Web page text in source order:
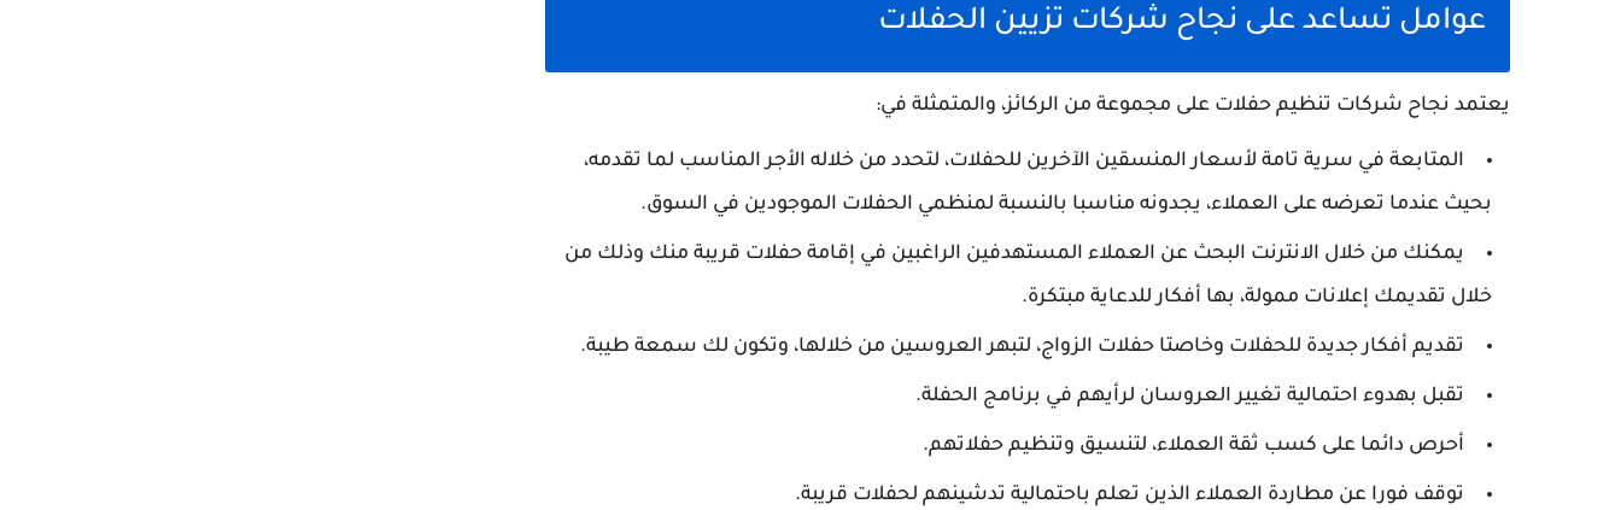
عوامل تساعد على نجاح شركات تزيين الحفلات
يعتمد نجاح شركات تنظيم حفلات على مجموعة من الركائز، والمتمثلة في:
المتابعة في سرية تامة لأسعار المنسقين الآخرين للحفلات، لتحدد من خلاله الأجر المناسب لما تقدمه،
بحيث عندما تعرضه على العملاء، يجدونه مناسبا بالنسبة لمنظمي الحفلات الموجودين في السوق.
يمكنك من خلال الانترنت البحث عن العملاء المستهدفين الراغبين في إقامة حفلات قريبة منك وذلك من
خلال تقديمك إعلانات ممولة، بها أفكار للدعاية مبتكرة.
تقديم أفكار جديدة للحفلات وخاصتا حفلات الزواج، لتبهر العروسين من خلالها، وتكون لك سمعة طيبة.
تقبل بهدوء احتمالية تغيير العروسان لرأيهم في برنامج الحفلة.
أحرص دائما على كسب ثقة العملاء، لتنسيق وتنظيم حفلاتهم.
توقف فورا عن مطاردة العملاء الذين تعلم باحتمالية تدشينهم لحفلات قريبة.